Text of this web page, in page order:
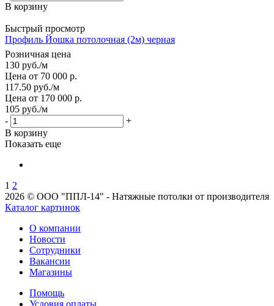
В корзину
Быстрый просмотр
Профиль Йошка потолочная (2м) черная
Розничная цена
130 руб./м
Цена от 70 000 р.
117.50 руб./м
Цена от 170 000 р.
105 руб./м
-
+
В корзину
Показать еще
1 2
2026 © ООО "ППЛ-14" - Натяжные потолки от производителя
Каталог картинок
О компании
Новости
Сотрудники
Вакансии
Магазины
Помощь
Условия оплаты